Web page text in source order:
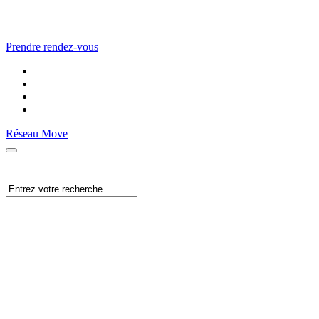
Prendre rendez-vous
Réseau Move